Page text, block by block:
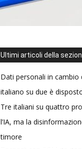
Ultimi articoli della
Dati personali in cambio
italiano su due è
Tre italiani su quattro
l’IA, ma la
timore